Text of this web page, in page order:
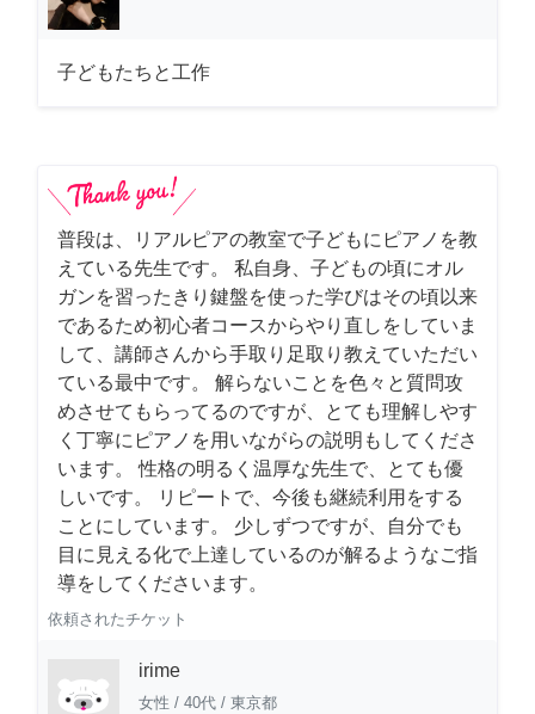
子どもたちと工作
普段は、リアルピアの教室で子どもにピアノを教
えている先生です。 私自身、子どもの頃にオル
ガンを習ったきり鍵盤を使った学びはその頃以来
であるため初心者コースからやり直しをしていま
して、講師さんから手取り足取り教えていただい
ている最中です。 解らないことを色々と質問攻
めさせてもらってるのですが、とても理解しやす
く丁寧にピアノを用いながらの説明もしてくださ
います。 性格の明るく温厚な先生で、とても優
しいです。 リピートで、今後も継続利用をする
ことにしています。 少しずつですが、自分でも
目に見える化で上達しているのが解るようなご指
導をしてくださいます。
依頼されたチケット
irime
女性 / 40代 / 東京都